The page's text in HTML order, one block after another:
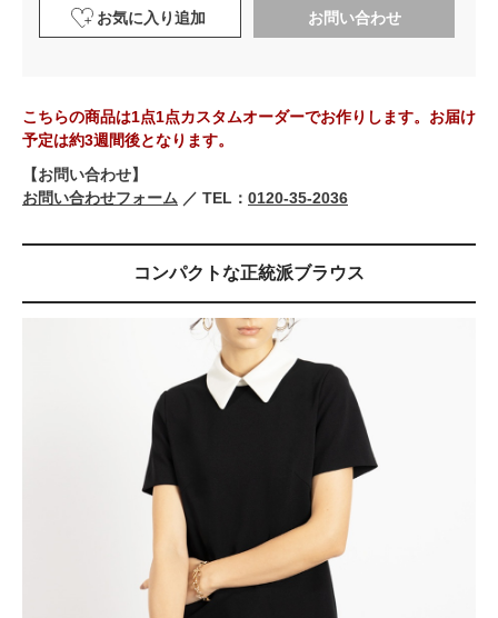
お気に入り追加 お問い合わせ
こちらの商品は1点1点カスタムオーダーでお作りします。お届け
予定は約3週間後となります。
【お問い合わせ】
お問い合わせフォーム ／ TEL： 0120-35-2036
コンパクトな正統派ブラウス